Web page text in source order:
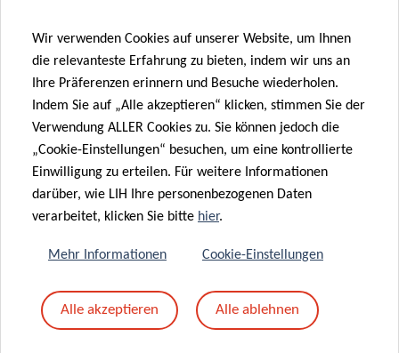
Abonnieren Sie den
LIH-Newsletter
Wir verwenden Cookies auf unserer Website, um Ihnen
die relevanteste Erfahrung zu bieten, indem wir uns an
Ihre Präferenzen erinnern und Besuche wiederholen.
Indem Sie auf „Alle akzeptieren“ klicken, stimmen Sie der
Verwendung ALLER Cookies zu. Sie können jedoch die
„Cookie-Einstellungen“ besuchen, um eine kontrollierte
Einwilligung zu erteilen. Für weitere Informationen
darüber, wie LIH Ihre personenbezogenen Daten
verarbeitet, klicken Sie bitte hier.
Mehr Informationen Cookie-Einstellungen
Alle akzeptieren Alle ablehnen